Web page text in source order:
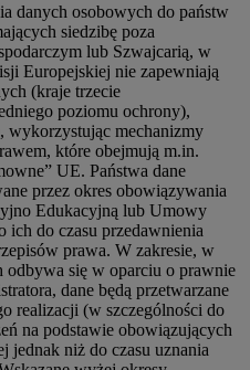
danych osobowych do państw
siedzibę poza
lub Szwajcarią, w
Europejskiej nie zapewniają
(kraje trzecie
poziomu ochrony),
wykorzystując mechanizmy
które obejmują m.in.
UE. Państwa dane
przez okres obowiązywania
Edukacyjną lub Umowy
ich do czasu przedawnienia
prawa. W zakresie, w
odbywa się w oparciu o prawnie
dane będą przetwarzane
realizacji (w szczególności do
na podstawie obowiązujących
jednak niż do czasu uznania